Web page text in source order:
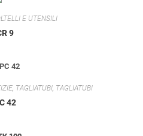
E UTENSILI
9
, TAGLIATUBI, TAGLIATUBI
42